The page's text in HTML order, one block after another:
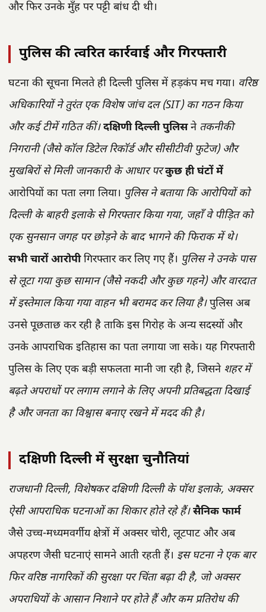
और फिर उनके मुँह पर पट्टी बांध दी थी।
पुलिस की त्वरित कार्रवाई और गिरफ्तारी
घटना की सूचना मिलते ही दिल्ली पुलिस में हड़कंप मच गया। वरिष्ठ
अधिकारियों ने तुरंत एक विशेष जांच दल (SIT) का गठन किया
और कई टीमें गठित कीं। दक्षिणी दिल्ली पुलिसने तकनीकी
निगरानी (जैसे कॉल डिटेल रिकॉर्ड और सीसीटीवी फुटेज) और
मुखबिरों से मिली जानकारी के आधार पर कुछ ही घंटों में
आरोपियों का पता लगा लिया। पुलिस ने बताया कि आरोपियों को
दिल्ली के बाहरी इलाके से गिरफ्तार किया गया, जहाँ वे पीड़ित को
एक सुनसान जगह पर छोड़ने के बाद भागने की फिराक में थे।
सभी चारों आरोपीगिरफ्तार कर लिए गए हैं। पुलिस ने उनके पास
से लूटा गया कुछ सामान (जैसे नकदी और कुछ गहने) और वारदात
में इस्तेमाल किया गया वाहन भी बरामद कर लिया है।पुलिस अब
उनसे पूछताछ कर रही है ताकि इस गिरोह के अन्य सदस्यों और
उनके आपराधिक इतिहास का पता लगाया जा सके। यह गिरफ्तारी
पुलिस के लिए एक बड़ी सफलता मानी जा रही है, जिसने शहर में
बढ़ते अपराधों पर लगाम लगाने के लिए अपनी प्रतिबद्धता दिखाई
है और जनता का विश्वास बनाए रखने में मदद की है।
दक्षिणी दिल्ली में सुरक्षा चुनौतियां
राजधानी दिल्ली, विशेषकर दक्षिणी दिल्ली के पॉश इलाके, अक्सर
ऐसी आपराधिक घटनाओं का शिकार होते रहे हैं। सैनिक फार्म
जैसे उच्च-मध्यमवर्गीय क्षेत्रों में अक्सर चोरी, लूटपाट और अब
अपहरण जैसी घटनाएं सामने आती रहती हैं। इस घटना ने एक बार
फिर वरिष्ठ नागरिकों की सुरक्षा पर चिंता बढ़ा दी है, जो अक्सर
अपराधियों के आसान निशाने पर होते हैं और कम प्रतिरोध की